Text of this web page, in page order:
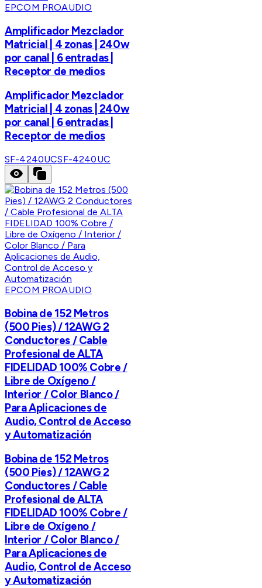
EPCOM PROAUDIO
Amplificador Mezclador
Matricial | 4 zonas | 240w
por canal | 6 entradas |
Receptor de medios
Amplificador Mezclador
Matricial | 4 zonas | 240w
por canal | 6 entradas |
Receptor de medios
SF-4240UCSF-4240UC
EPCOM PROAUDIO
Bobina de 152 Metros
(500 Pies) / 12AWG 2
Conductores / Cable
Profesional de ALTA
FIDELIDAD 100% Cobre /
Libre de Oxígeno /
Interior / Color Blanco /
Para Aplicaciones de
Audio, Control de Acceso
y Automatización
Bobina de 152 Metros
(500 Pies) / 12AWG 2
Conductores / Cable
Profesional de ALTA
FIDELIDAD 100% Cobre /
Libre de Oxígeno /
Interior / Color Blanco /
Para Aplicaciones de
Audio, Control de Acceso
y Automatización